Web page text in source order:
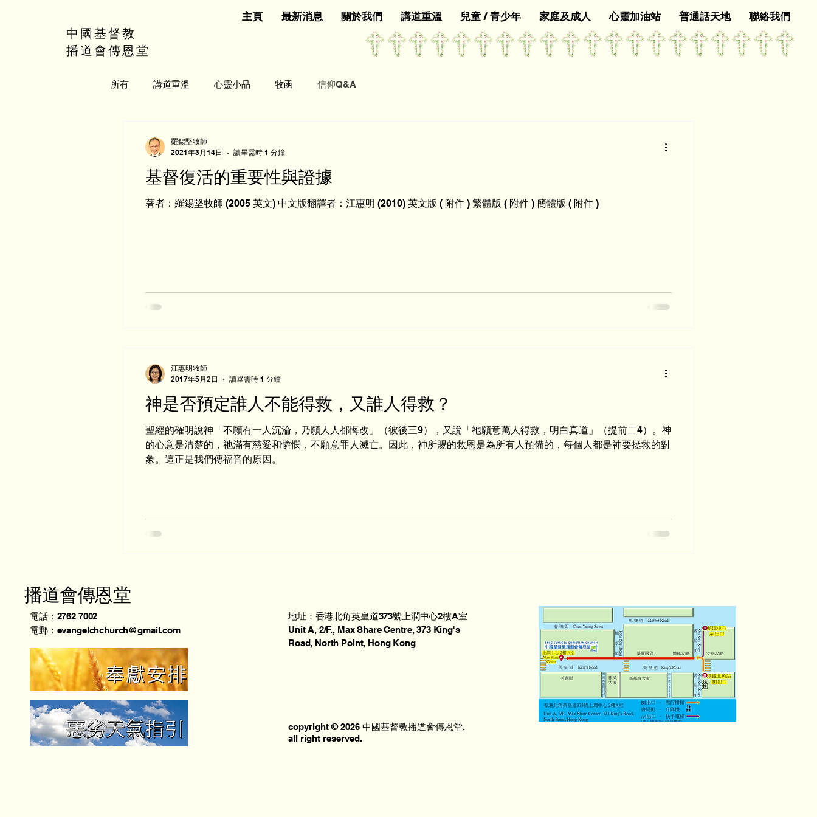
中國基督教
播道會傳恩堂
主頁 最新消息 關於我們 講道重溫 兒童 / 青少年 家庭及成人 心靈加油站 普通話天地 聯絡我們
所有 講道重溫 心靈小品 牧函 信仰Q&A
基督復活的重要性與證據
著者：羅錫堅牧師 (2005 英文) 中文版翻譯者：江惠明 (2010) 英文版 ( 附件 ) 繁體版 ( 附件 ) 簡體版 ( 附件 )
羅錫堅牧師
2021年3月14日
讀畢需時 1 分鐘
神是否預定誰人不能得救，又誰人得救？
聖經的確明說神「不願有一人沉淪，乃願人人都悔改」（彼後三9），又說「祂願意萬人得救，明白真道」（提前二4）。神
的心意是清楚的，祂滿有慈愛和憐憫，不願意罪人滅亡。因此，神所賜的救恩是為所有人預備的，每個人都是神要拯救的對
象。這正是我們傳福音的原因。
江惠明牧師
2017年5月2日
讀畢需時 1 分鐘
播道會傳恩堂
電話：2762 7002
電郵：evangelchchurch@gmail.com
地址：香港北角英皇道373號上潤中心2樓A室
Unit A, 2/F., Max Share Centre, 373 King's
Road, North Point, Hong Kong
copyright © 2026 中國基督教播道會傳恩堂.
all right reserved.